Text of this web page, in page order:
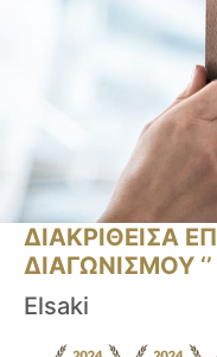
ΔΙΑΚΡΙΘΕΙΣΑ
ΔΙΑΓΩΝΙΣΜΟΥ ‘’
Elsaki